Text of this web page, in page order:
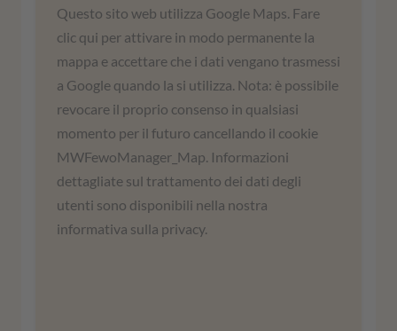
Abbiamo bisogno del vostro
consenso per caricare il servizio
Google Maps!
Utilizziamo un servizio di terze parti per
incorporare i contenuti delle mappe. Questo
servizio può raccogliere dati sulle vostre
attività. Leggete i dettagli e accettate di
utilizzare il servizio per visualizzare questa
Questo sito web utilizza Google Maps. Fare
clic qui per attivare in modo permanente la
mappa e accettare che i dati vengano trasmessi
a Google quando la si utilizza. Nota: è possibile
revocare il proprio consenso in qualsiasi
momento per il futuro cancellando il cookie
MWFewoManager_Map. Informazioni
dettagliate sul trattamento dei dati degli
utenti sono disponibili nella nostra
informativa sulla privacy.